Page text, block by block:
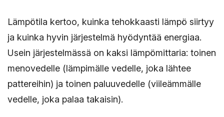
Lämpötila kertoo, kuinka tehokkaasti lämpö siirtyy
ja kuinka hyvin järjestelmä hyödyntää energiaa.
Usein järjestelmässä on kaksi lämpömittaria: toinen
menovedelle (lämpimälle vedelle, joka lähtee
pattereihin) ja toinen paluuvedelle (viileämmälle
vedelle, joka palaa takaisin).